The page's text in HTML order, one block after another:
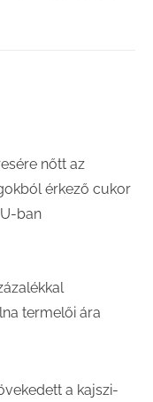
nőtt az
érkező cukor
ban
termelői ára
a kajszi-